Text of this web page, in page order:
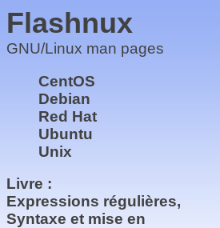
Flashnux
GNU/Linux man pages
CentOS
Debian
Red Hat
Ubuntu
Unix
Livre :
Expressions régulières,
Syntaxe et mise en